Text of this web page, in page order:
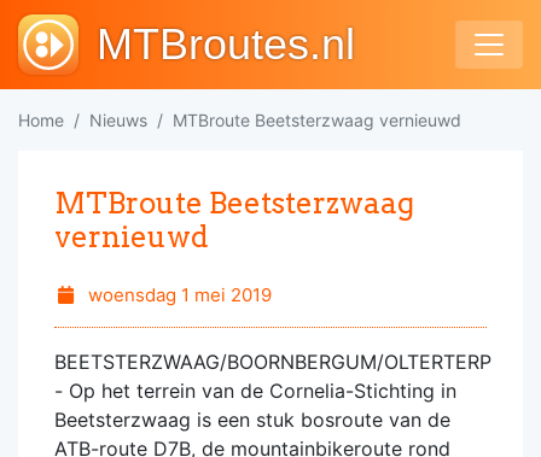
MTBroutes.nl
Home Nieuws MTBroute Beetsterzwaag vernieuwd
MTBroute Beetsterzwaag
vernieuwd
woensdag 1 mei 2019
BEETSTERZWAAG/BOORNBERGUM/OLTERTERP
- Op het terrein van de Cornelia-Stichting in
Beetsterzwaag is een stuk bosroute van de
ATB-route D7B, de mountainbikeroute rond